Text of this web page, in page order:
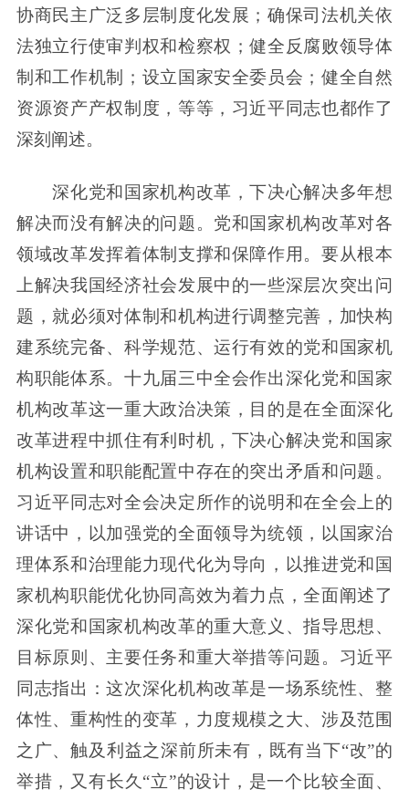
协商民主广泛多层制度化发展；确保司法机关依
法独立行使审判权和检察权；健全反腐败领导体
制和工作机制；设立国家安全委员会；健全自然
资源资产产权制度，等等，习近平同志也都作了
深刻阐述。
深化党和国家机构改革，下决心解决多年想
解决而没有解决的问题。党和国家机构改革对各
领域改革发挥着体制支撑和保障作用。要从根本
上解决我国经济社会发展中的一些深层次突出问
题，就必须对体制和机构进行调整完善，加快构
建系统完备、科学规范、运行有效的党和国家机
构职能体系。十九届三中全会作出深化党和国家
机构改革这一重大政治决策，目的是在全面深化
改革进程中抓住有利时机，下决心解决党和国家
机构设置和职能配置中存在的突出矛盾和问题。
习近平同志对全会决定所作的说明和在全会上的
讲话中，以加强党的全面领导为统领，以国家治
理体系和治理能力现代化为导向，以推进党和国
家机构职能优化协同高效为着力点，全面阐述了
深化党和国家机构改革的重大意义、指导思想、
目标原则、主要任务和重大举措等问题。习近平
同志指出：这次深化机构改革是一场系统性、整
体性、重构性的变革，力度规模之大、涉及范围
之广、触及利益之深前所未有，既有当下“改”的
举措，又有长久“立”的设计，是一个比较全面、